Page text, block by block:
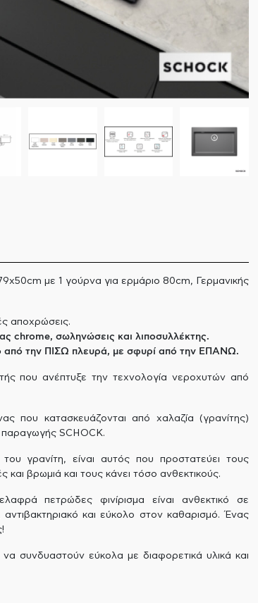
με 1 γούρνα για ερμάριο 80cm, Γερμανικής
αποχρώσεις.
chrome, σωληνώσεις και λιποσυλλέκτης.
από την ΠΙΣΩ πλευρά, με σφυρί από την ΕΠΑΝΩ.
που ανέπτυξε την τεχνολογία νεροχυτών από
που κατασκευάζονται από χαλαζία (γρανίτης)
παραγωγής SCHOCK.
γρανίτη, είναι αυτός που προστατεύει τους
βρωμιά και τους κάνει τόσο ανθεκτικούς.
πετρώδες φινίρισμα είναι ανθεκτικό σε
και εύκολο στον καθαρισμό. Ένας
συνδυαστούν εύκολα με διαφορετικά υλικά και